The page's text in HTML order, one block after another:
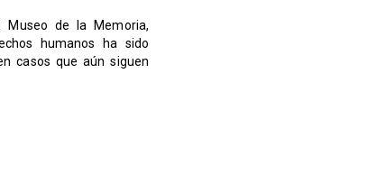
Museo de la Memoria,
humanos ha sido
casos que aún siguen